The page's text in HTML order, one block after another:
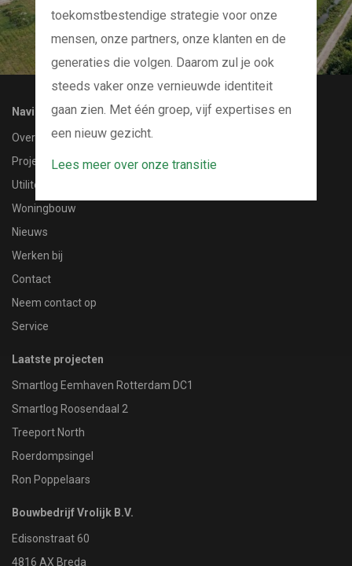
Navigatie
Over ons
Projecten
Utiliteitsbouw
Woningbouw
Nieuws
Werken bij
Contact
Neem contact op
Service
Laatste projecten
Smartlog Eemhaven Rotterdam DC1
Smartlog Roosendaal 2
Treeport North
Roerdompsingel
Ron Poppelaars
Bouwbedrijf Vrolijk B.V.
Edisonstraat 60
4816 AX Breda
toekomstbestendige strategie voor onze
mensen, onze partners, onze klanten en de
generaties die volgen. Daarom zul je ook
steeds vaker onze vernieuwde identiteit
gaan zien. Met één groep, vijf expertises en
een nieuw gezicht.
Lees meer over onze transitie